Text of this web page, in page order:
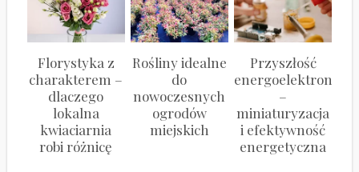
Florystyka z
charakterem –
dlaczego
lokalna
kwiaciarnia
robi różnicę
Rośliny idealne
do
nowoczesnych
ogrodów
miejskich
Przyszłość
energoelektroniki
–
miniaturyzacja
i efektywność
energetyczna